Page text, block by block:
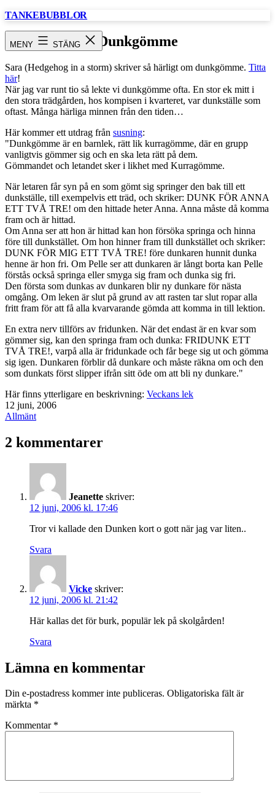
Hoppa
TANKEBUBBLOR
MENY STÄNG Dunkgömme
Sara (Hedgehog in a storm) skriver så härligt om dunkgömme. Titta
här!
När jag var runt tio så lekte vi dunkgömme ofta. En stor ek mitt i
den stora trädgården, hos kompisen i kvarteret, var dunkställe som
oftast. Många härliga minnen från den tiden…
Här kommer ett utdrag från susning:
"Dunkgömme är en barnlek, rätt lik kurragömme, där en grupp
vanligtvis gömmer sig och en ska leta rätt på dem.
Gömmandet och letandet sker i likhet med Kurragömme.
När letaren får syn på en som gömt sig springer den bak till ett
dunkställe, till exempelvis ett träd, och skriker: DUNK FÖR ANNA
ETT TVÅ TRE! om den hittade heter Anna. Anna måste då komma
fram och är hittad.
Om Anna ser att hon är hittad kan hon försöka springa och hinna
före till dunkstället. Om hon hinner fram till dunkstället och skriker:
DUNK FÖR MIG ETT TVÅ TRE! före dunkaren hunnit dunka
henne är hon fri. Om Pelle ser att dunkaren är långt borta kan Pelle
förstås också springa eller smyga sig fram och dunka sig fri.
Den första som dunkas av dunkaren blir ny dunkare för nästa
omgång. Om leken är slut på grund av att rasten tar slut ropar alla
fritt fram för att få alla kvarvarande gömda att komma in till lektion.
En extra nerv tillförs av fridunken. När det endast är en kvar som
gömmer sig, kan den springa fram och dunka: FRIDUNK ETT
TVÅ TRE!, varpå alla är fridunkade och får bege sig ut och gömma
sig igen. Dunkaren förblir då dunkare och måste räkna om och den
som dunkats först slipper ifrån sitt öde om att bli ny dunkare."
Här finns ytterligare en beskrivning: Veckans lek
Publicerat
den
12 juni, 2006
Kategoriserat
Allmänt
2 kommentarer
Jeanette skriver:
12 juni, 2006 kl. 17:46
Tror vi kallade den Dunken kort o gott när jag var liten..
Svara
Vicke skriver:
12 juni, 2006 kl. 21:42
Här kallas det för burk, populär lek på skolgården!
Svara
Lämna en kommentar
Din e-postadress kommer inte publiceras. Obligatoriska fält är
märkta *
Kommentar *